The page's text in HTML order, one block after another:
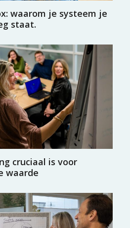
waarom je systeem je
staat.
cruciaal is voor
waarde